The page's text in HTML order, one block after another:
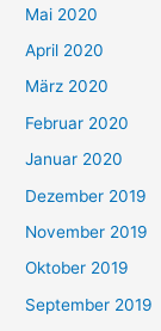
Mai 2020
April 2020
März 2020
Februar 2020
Januar 2020
Dezember 2019
November 2019
Oktober 2019
September 2019